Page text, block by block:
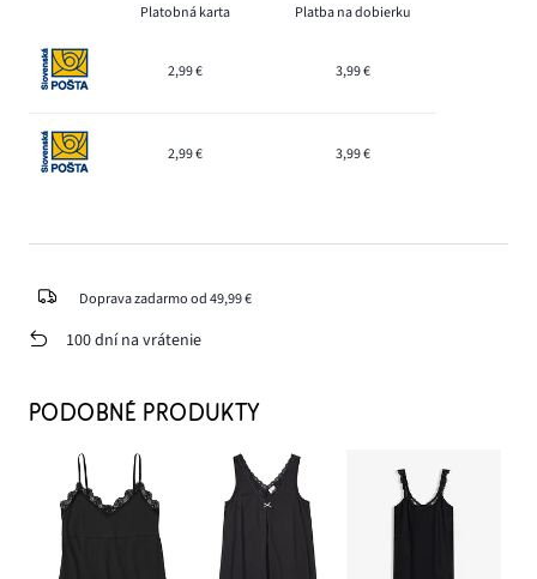
Platobná karta Platba na dobierku
2,99 € 3,99 €
2,99 € 3,99 €
Doprava zadarmo od 49,99 €
100 dní na vrátenie
PODOBNÉ PRODUKTY